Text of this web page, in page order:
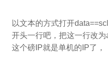
以文本的方式打开
开头一行吧，把这一行改为
这个磅IP就是单机的IP了，